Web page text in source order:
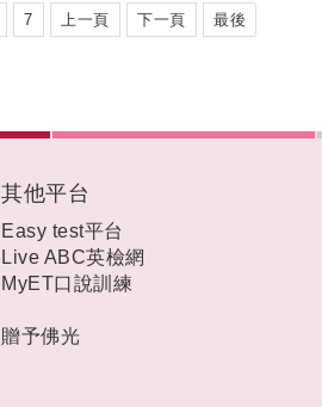
7 上一頁 下一頁 最後
其他平台
Easy test平台
Live ABC英檢網
MyET口說訓練
贈予佛光